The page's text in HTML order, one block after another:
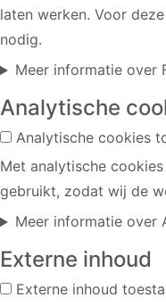
laten werken. Voor
nodig.
Meer informatieover
Analytische
Analytische cookies
Met analytische
gebruikt, zodat wij de
Meer informatieover
Externe inhoud
Externe inhoud